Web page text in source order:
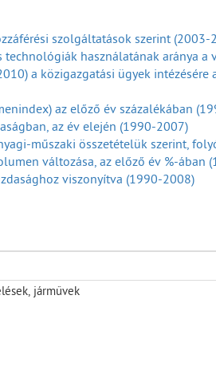
volumenindexei árufőcsoportok
volumenindexei árufőcsoportok
(2001-2025)
szolgáltatások szerint (2003-
technológiák használatának aránya
a közigazgatási ügyek
az előző év százalékában
az év elején (1990-2007)
műszaki összetételük szerint,
változása, az előző év %-ában
viszonyítva (1990-2008)
(1990-2007)
folyó áron (1990-2008)
technológiai (IKT) szektorban
(IKT) szektor befektetett
technológiai (IKT) szektor jegyzett
technológiai (IKT) szektorban
járművek